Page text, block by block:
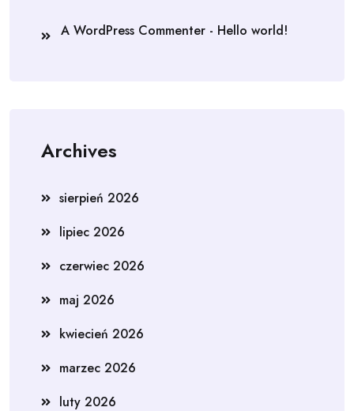
A WordPress Commenter - Hello world!
Archives
sierpień 2026
lipiec 2026
czerwiec 2026
maj 2026
kwiecień 2026
marzec 2026
luty 2026